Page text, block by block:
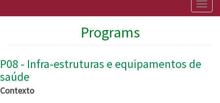
Programs
P08 - Infra-estruturas e equipamentos de
saúde
Contexto